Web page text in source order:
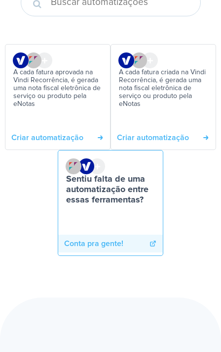
A cada fatura aprovada na
Vindi Recorrência, é gerada
uma nota fiscal eletrônica de
serviço ou produto pela
eNotas
Criar automatização
A cada fatura criada na Vindi
Recorrência, é gerada uma
nota fiscal eletrônica de
serviço ou produto pela
eNotas
Criar automatização
Sentiu falta de uma
automatização entre
essas ferramentas?
Conta pra gente!